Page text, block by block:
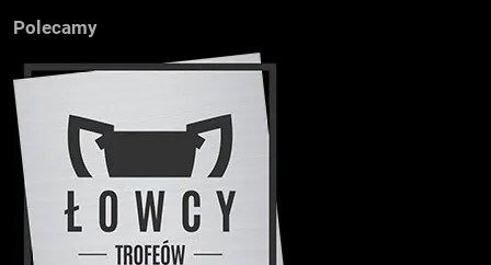
Polecamy